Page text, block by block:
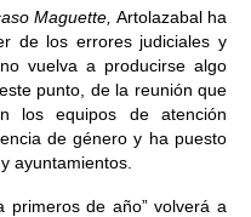
Maguette, Artolazabal ha
de los errores judiciales y
vuelva a producirse algo
punto, de la reunión que
los equipos de atención
de género y ha puesto
ayuntamientos.
primeros de año” volverá a